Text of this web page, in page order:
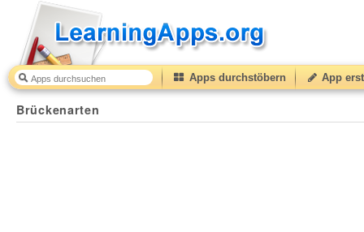
Apps durchstöbern App
Brückenarten